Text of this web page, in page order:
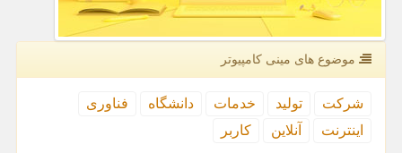
موضوع های مینی كامپیوتر
شركت تولید خدمات دانشگاه
فناوری
اینترنت
آنلاین كاربر